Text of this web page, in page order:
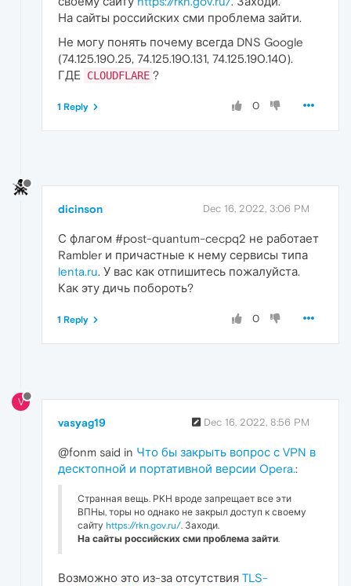
На сайты российских сми проблема зайти.
Не могу понять почему всегда DNS Google
(74.125.190.25, 74.125.190.131, 74.125.190.140).
ГДЕ
CLOUDFLARE ?
0
1 Reply
dicinson Dec 16, 2022, 3:06 PM
С флагом #post-quantum-cecpq2 не работает
Rambler и причастные к нему сервисы типа
lenta.ru. У вас как отпишитесь пожалуйста.
Как эту дичь побороть?
0
1 Reply
V
vasyag19 Dec 16, 2022, 8:56 PM
@fonm said in Что бы закрыть вопрос с VPN в
десктопной и портативной версии Opera.:
Странная вещь. РКН вроде запрещает все эти
ВПНы, торы но однако не закрыл доступ к своему
сайту https://rkn.gov.ru/. Заходи.
На сайты российских сми проблема зайти.
Возможно это из-за отсутствия TLS-